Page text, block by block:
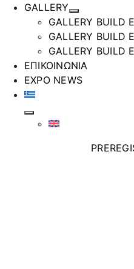
GALLERY
GALLERY BUILD
GALLERY BUILD
GALLERY BUILD
ΕΠΙΚΟΙΝΩΝΙΑ
EXPO NEWS